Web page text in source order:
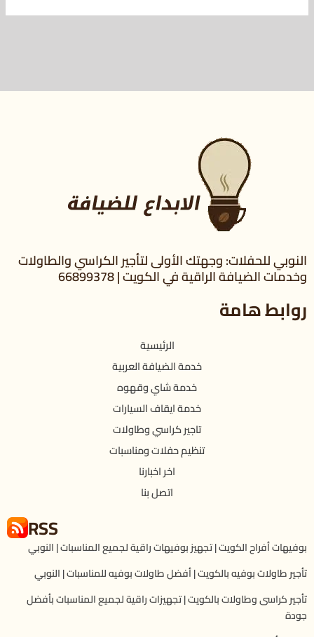
النوبي للحفلات: وجهتك الأولى لتأجير الكراسي والطاولات
وخدمات الضيافة الراقية في الكويت | 66899378
روابط هامة
الرئيسية
خدمة الضيافة العربية
خدمة شاي وقهوه
خدمة ايقاف السيارات
تاجير كراسي وطاولات
تنظيم حفلات ومناسبات
اخر اخبارنا
اتصل بنا
RSS
بوفيهات أفراح الكويت | تجهيز بوفيهات راقية لجميع المناسبات | النوبي
تأجير طاولات بوفيه بالكويت | أفضل طاولات بوفيه للمناسبات | النوبي
تأجير كراسى وطاولات بالكويت | تجهيزات راقية لجميع المناسبات بأفضل
جودة